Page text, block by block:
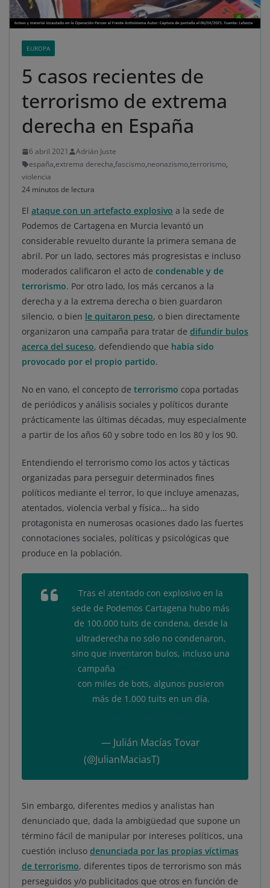
EUROPA
5 casos recientes de
terrorismo de extrema
derecha en España
6 abril 2021
Adrián Juste
españa,extrema derecha,fascismo,neonazismo,terrorismo,
violencia
24 minutos de lectura
El ataque con un artefacto explosivo a la sede de
Podemos de Cartagena en Murcia levantó un
considerable revuelto durante la primera semana de
abril. Por un lado, sectores más progresistas e incluso
moderados calificaron el acto de condenable y de
terrorismo. Por otro lado, los más cercanos a la
derecha y a la extrema derecha o bien guardaron
silencio, o bien le quitaron peso, o bien directamente
organizaron una campaña para tratar de difundir bulos
acerca del suceso, defendiendo que había sido
provocado por el propio partido.
No en vano, el concepto de terrorismo copa portadas
de periódicos y análisis sociales y políticos durante
prácticamente las últimas décadas, muy especialmente
a partir de los años 60 y sobre todo en los 80 y los 90.
Entendiendo el terrorismo como los actos y tácticas
organizadas para perseguir determinados fines
políticos mediante el terror, lo que incluye amenazas,
atentados, violencia verbal y física… ha sido
protagonista en numerosas ocasiones dado las fuertes
connotaciones sociales, políticas y psicológicas que
produce en la población.
Tras el atentado con explosivo en la
sede de Podemos Cartagena hubo más
de 100.000 tuits de condena, desde la
ultraderecha no solo no condenaron,
sino que inventaron bulos, incluso una
campaña
con miles de bots, algunos pusieron
más de 1.000 tuits en un día.
— Julián Macías Tovar
(@JulianMaciasT)
Sin embargo, diferentes medios y analistas han
denunciado que, dada la ambigüedad que supone un
término fácil de manipular por intereses políticos, una
cuestión incluso denunciada por las propias víctimas
de terrorismo, diferentes tipos de terrorismo son más
perseguidos y/o publicitados que otros en función de